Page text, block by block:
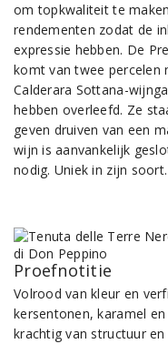
om topkwaliteit te
rendementen zodat de
expressie hebben. De
komt van twee percelen
Calderara Sottana-
hebben overleefd. Ze
geven druiven van een
wijn is aanvankelijk
nodig. Uniek in zijn soort.
Proefnotitie
Volrood van kleur en
kersentonen, karamel
krachtig van structuur